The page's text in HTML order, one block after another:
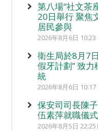
第八場“社文茶
20日舉行 聚
居民參與
2026年8月6日 10:23
衛生局於8月7
假牙計劃” 致力
統
2026年8月6日 10:17
保安司司長陳
伍素萍就職儀式
2026年8月5日 22:25